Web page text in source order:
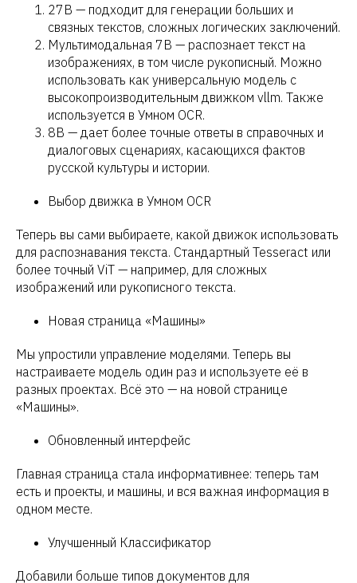
27B — подходит для генерации больших и
связных текстов, сложных логических заключений.
Мультимодальная 7B — распознает текст на
изображениях, в том числе рукописный. Можно
использовать как универсальную модель с
высокопроизводительным движком vllm. Также
используется в Умном OCR.
8B — дает более точные ответы в справочных и
диалоговых сценариях, касающихся фактов
русской культуры и истории.
Выбор движка в Умном OCR
Теперь вы сами выбираете, какой движок использовать
для распознавания текста. Стандартный Tesseract или
более точный ViT — например, для сложных
изображений или рукописного текста.
Новая страница «Машины»
Мы упростили управление моделями. Теперь вы
настраиваете модель один раз и используете её в
разных проектах. Всё это — на новой странице
«Машины».
Обновленный интерфейс
Главная страница стала информативнее: теперь там
есть и проекты, и машины, и вся важная информация в
одном месте.
Улучшенный Классификатор
Добавили больше типов документов для